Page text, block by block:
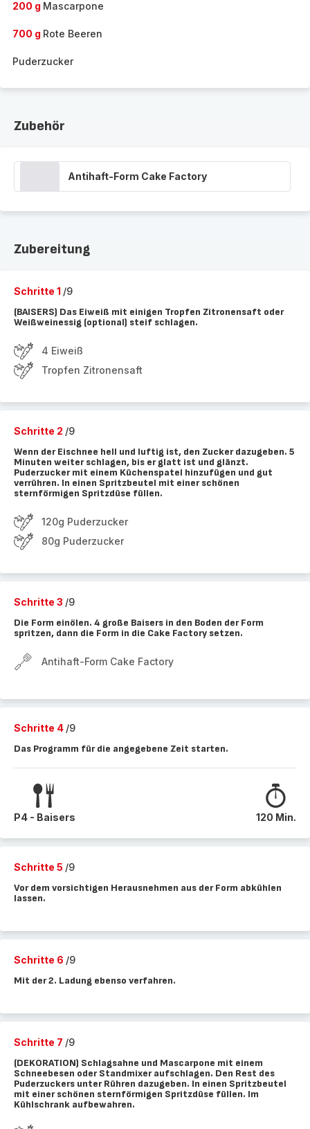
200 g Mascarpone
700 g Rote Beeren
Puderzucker
Zubehör
Antihaft-Form Cake Factory
Zubereitung
Schritte 1 /9
(BAISERS) Das Eiweiß mit einigen Tropfen Zitronensaft oder
Weißweinessig (optional) steif schlagen.
4 Eiweiß
Tropfen Zitronensaft
Schritte 2 /9
Wenn der Eischnee hell und luftig ist, den Zucker dazugeben. 5
Minuten weiter schlagen, bis er glatt ist und glänzt.
Puderzucker mit einem Küchenspatel hinzufügen und gut
verrühren. In einen Spritzbeutel mit einer schönen
sternförmigen Spritzdüse füllen.
120g Puderzucker
80g Puderzucker
Schritte 3 /9
Die Form einölen. 4 große Baisers in den Boden der Form
spritzen, dann die Form in die Cake Factory setzen.
Antihaft-Form Cake Factory
Schritte 4 /9
Das Programm für die angegebene Zeit starten.
P4 - Baisers 120 Min.
Schritte 5 /9
Vor dem vorsichtigen Herausnehmen aus der Form abkühlen
lassen.
Schritte 6 /9
Mit der 2. Ladung ebenso verfahren.
Schritte 7 /9
(DEKORATION) Schlagsahne und Mascarpone mit einem
Schneebesen oder Standmixer aufschlagen. Den Rest des
Puderzuckers unter Rühren dazugeben. In einen Spritzbeutel
mit einer schönen sternförmigen Spritzdüse füllen. Im
Kühlschrank aufbewahren.